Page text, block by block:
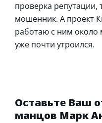
проверка репутации,
мошенник. А проект
работаю с ним около
уже почти утроился.
Оставьте Ваш
манцов Марк